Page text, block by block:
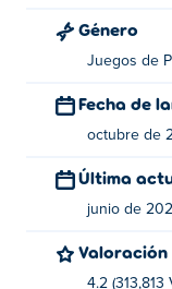
Two Button
Button Bounce,
Plactions ,
Jumper
Block
Time Clones
Género
Juegos de
Fecha de
octubre de
Última
junio de
Valoración
4.2 (313,813